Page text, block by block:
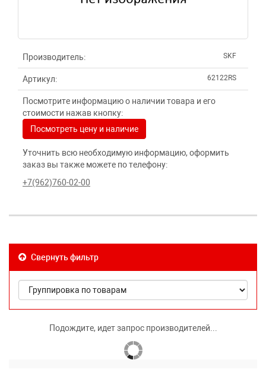
Производитель: SKF
Артикул: 62122RS
Посмотрите информацию о наличии товара и его
стоимости нажав кнопку:
Посмотреть цену и наличие
Уточнить всю необходимую информацию, оформить
заказ вы также можете по телефону:
+7(962)760-02-00
Свернуть фильтр
Подождите, идет запрос производителей...